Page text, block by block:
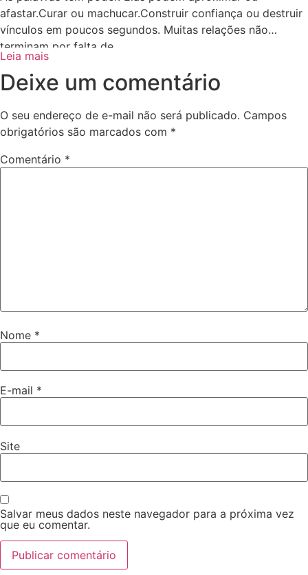
afastar.Curar ou machucar.Construir confiança ou destruir
vínculos em poucos segundos. Muitas relações não
terminam por falta de
Leia mais
Deixe um comentário
O seu endereço de e-mail não será publicado. Campos
obrigatórios são marcados com *
Comentário *
Nome *
E-mail *
Site
Salvar meus dados neste navegador para a próxima vez
que eu comentar.